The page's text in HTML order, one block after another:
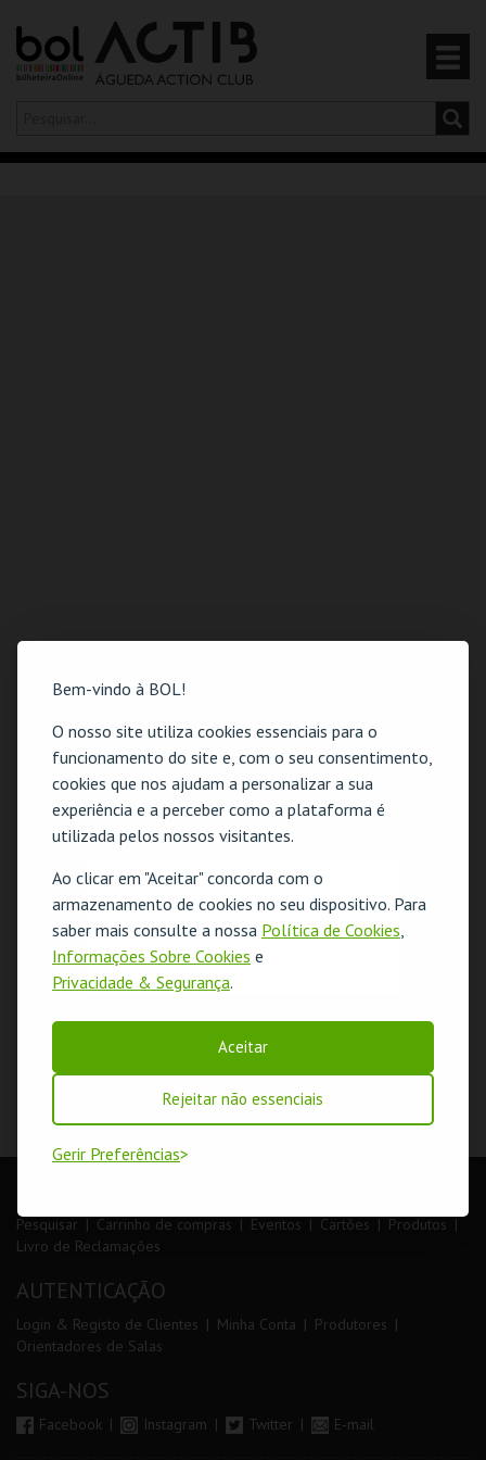
Bem-vindo à BOL!
O nosso site utiliza cookies essenciais para o
funcionamento do site e, com o seu consentimento,
cookies que nos ajudam a personalizar a sua
experiência e a perceber como a plataforma é
utilizada pelos nossos visitantes.
Ao clicar em "Aceitar" concorda com o
armazenamento de cookies no seu dispositivo. Para
saber mais consulte a nossa Política de Cookies
Informações Sobre Cookies e
Privacidade & Segurança.
Aceitar
Rejeitar não essenciais
Gerir Preferências
Olá,iniciar sessão
Pesquisar Carrinho de compras Eventos Cartões
Produtos
Livro de Reclamações
AUTENTICAÇÃO
Login & Registo de Clientes Minha Conta
Produtores
Orientadores de Salas
SIGA-NOS
Facebook Instagram Twitter E-mail
O evento escolhido não está disponível
OK